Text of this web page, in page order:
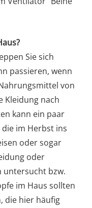
Sie sich
passieren, wenn
von
Kleidung nach
kann ein paar
im Herbst ins
oder sogar
oder
untersucht bzw.
im Haus sollten
die hier häufig